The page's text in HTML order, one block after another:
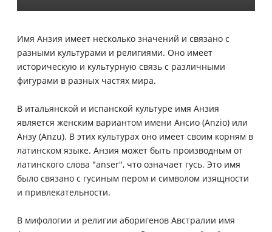
Имя Анзия имеет несколько значений и связано с
разными культурами и религиями. Оно имеет
историческую и культурную связь с различными
фигурами в разных частях мира.
В итальянской и испанской культуре имя Анзия
является женским вариантом имени Ансио (Anzio) или
Анзу (Anzu). В этих культурах оно имеет своим корням в
латинском языке. Анзия может быть производным от
латинского слова "anser", что означает гусь. Это имя
было связано с гусиным пером и символом изящности
и привлекательности.
В мифологии и религии аборигенов Австралии имя